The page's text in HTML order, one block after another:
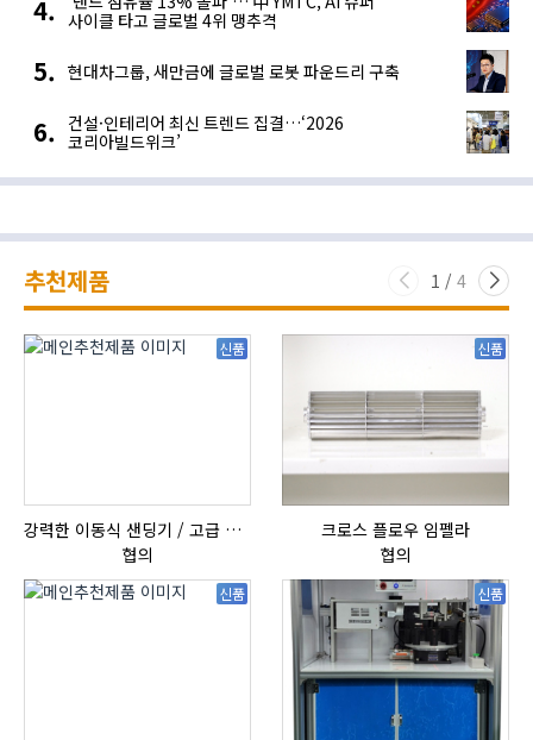
사이클 타고 글로벌 4위 맹추격
현대차그룹, 새만금에 글로벌 로봇 파운드리 구축
건설·인테리어 최신 트렌드 집결…‘2026
코리아빌드위크’
추천제품 1 / 4
신품
강력한 이동식 샌딩기 / 고급 이태리 IBIX샌드블라스터
협의
신품
크로스 플로우 임펠라
협의
신품 신품